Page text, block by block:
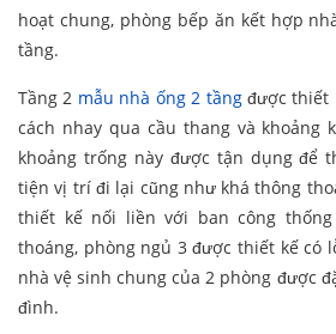
hoạt chung, phòng bếp ăn kết hợp
tầng.
Tầng 2 mẫu nhà ống 2 tầngđược thiết
cách nhay qua cầu thang và khoảng
khoảng trống này được tận dụng để
tiện vị trí đi lại cũng như khá thông
thiết kế nối liền với ban công
thoáng, phòng ngủ 3 được thiết kế có
nhà vệ sinh chung của 2 phòng được
đình.